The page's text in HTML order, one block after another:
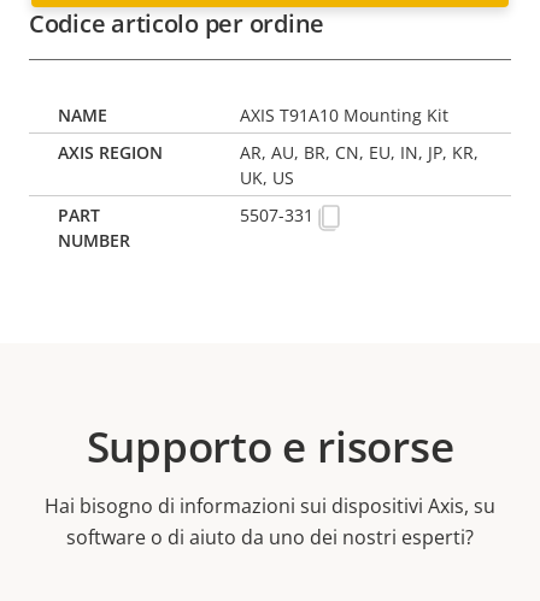
Codice articolo per ordine
AXIS T91A10 Mounting Kit
AR, AU, BR, CN, EU, IN, JP, KR,
UK, US
5507-331
Supporto e risorse
Hai bisogno di informazioni sui dispositivi Axis, su
software o di aiuto da uno dei nostri esperti?